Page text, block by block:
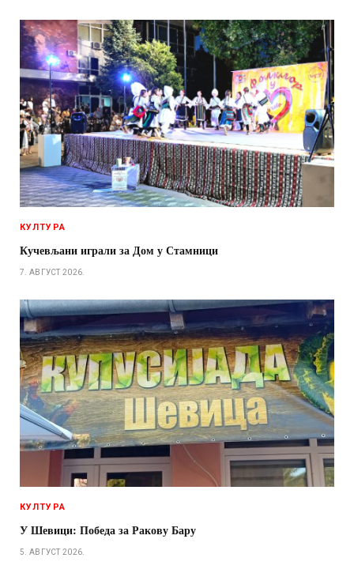
КУЛТУРА
Кучевљани играли за Дом у Стамници
7. АВГУСТ 2026.
КУЛТУРА
У Шевици: Победа за Ракову Бару
5. АВГУСТ 2026.